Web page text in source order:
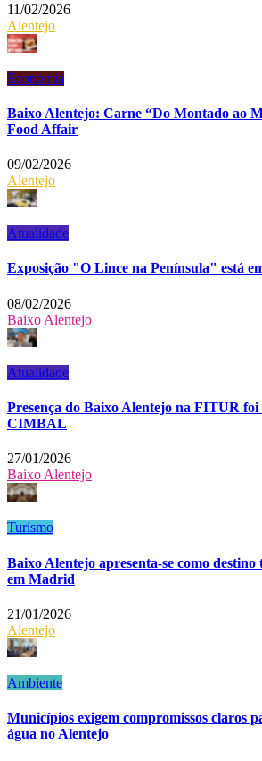
11/02/2026
Alentejo
Economia
Baixo Alentejo: Carne “Do Montado ao
Food Affair
09/02/2026
Alentejo
Atualidade
Exposição "O Lince na Península" está
08/02/2026
Baixo Alentejo
Atualidade
Presença do Baixo Alentejo na FITUR foi
CIMBAL
27/01/2026
Baixo Alentejo
Turismo
Baixo Alentejo apresenta-se como
em Madrid
21/01/2026
Alentejo
Ambiente
Municípios exigem compromissos claros
água no Alentejo